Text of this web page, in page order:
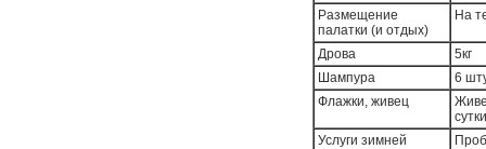
Размещение
палатки (и отдых)
На
Дрова
5кг
Шампура
6
Флажки, живец
сутки
Услуги зимней